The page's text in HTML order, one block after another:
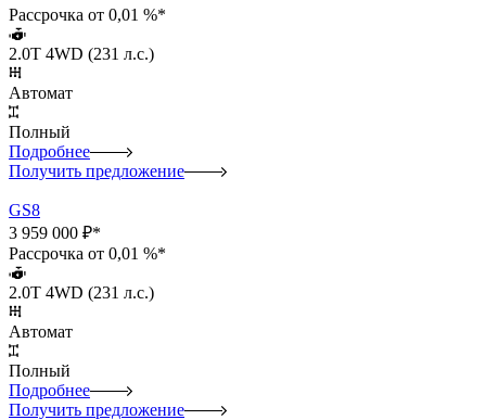
Рассрочка от 0,01 %*
2.0T 4WD (231 л.с.)
Автомат
Полный
Подробнее
Получить предложение
GS8
3 959 000 ₽*
Рассрочка от 0,01 %*
2.0T 4WD (231 л.с.)
Автомат
Полный
Подробнее
Получить предложение